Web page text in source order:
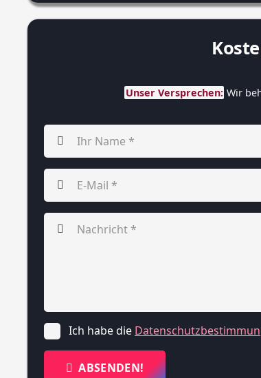
Unser Versprechen: Wir
Ich habe die
ABSENDEN!